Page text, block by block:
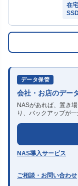
在
データ保管
会社・お店のデー
NASがあれば、置き
り、バックアップが
NAS導入サービス
ご相談・お問い合わせ